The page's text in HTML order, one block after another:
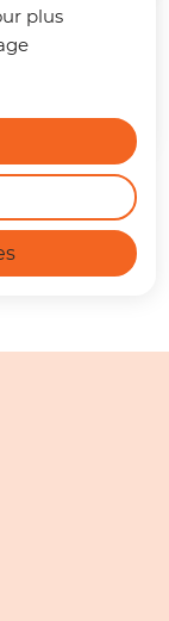
plus
clics,
bus à
trajet